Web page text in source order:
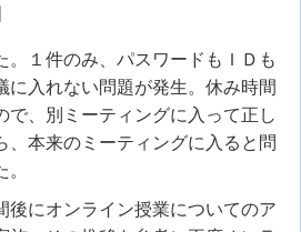
。１件のみ、パスワードもＩＤも
に入れない問題が発生。休み時間
で、別ミーティングに入って正し
、本来のミーティングに入ると問
後にオンライン授業についてのア